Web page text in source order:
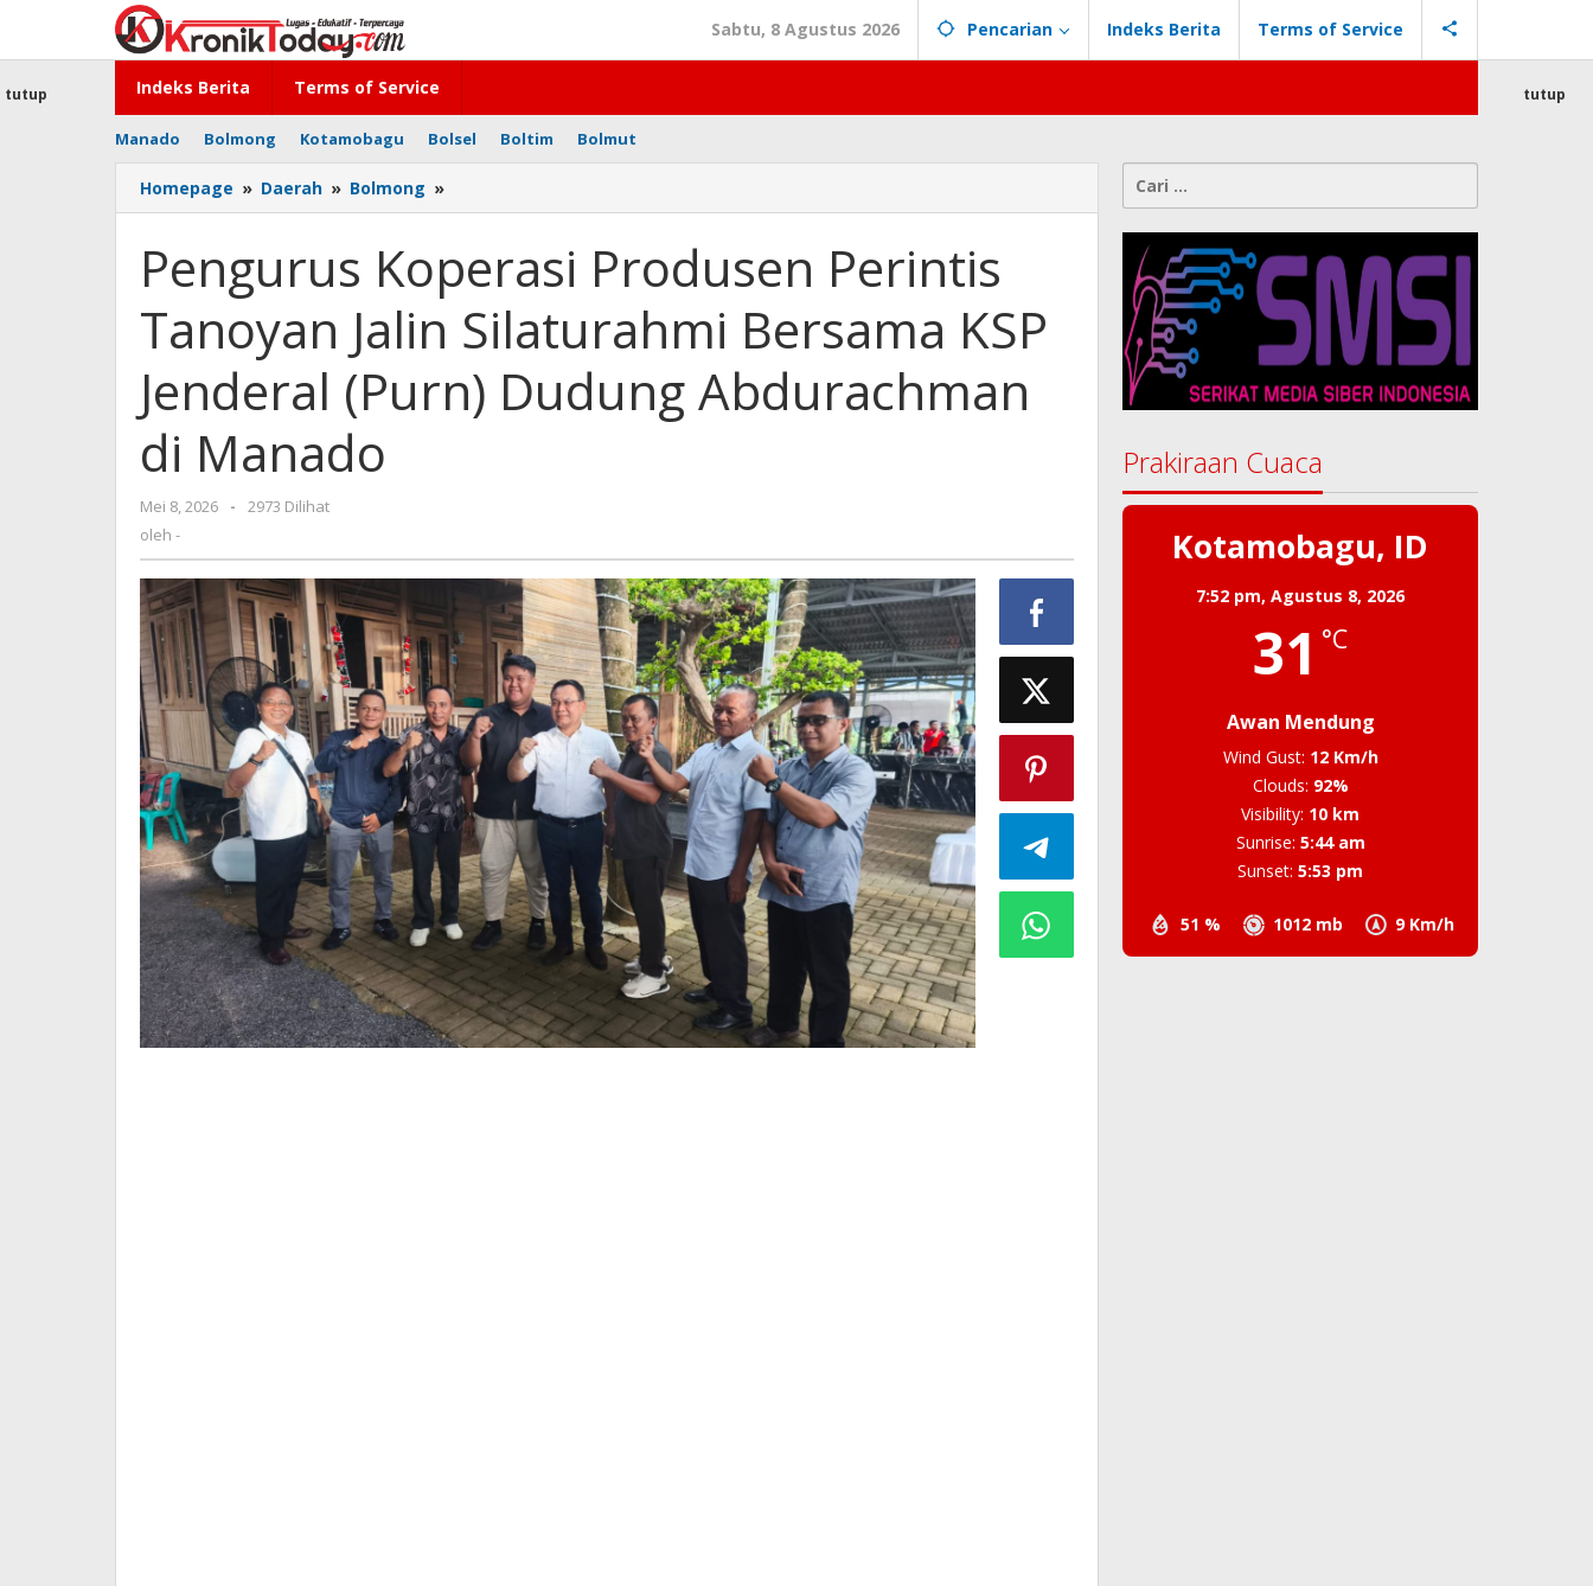
konten
Sabtu, 8 Agustus 2026 Pencarian Indeks Berita Terms of Service
Indeks Berita Terms of Service
Manado Bolmong Kotamobagu Bolsel Boltim Bolmut
tutup tutup
Homepage » Daerah » Bolmong »
Koperasi
Perintis
Tanoyan
Jalin
Silaturahmi
KSP
Jenderal
Pengurus Koperasi Produsen Perintis
Tanoyan Jalin Silaturahmi Bersama KSP
Jenderal (Purn) Dudung Abdurachman
di Manado
Mei 8, 2026
oleh
-
2973 Dilihat
oleh -
Cari
untuk:
Prakiraan Cuaca
Kotamobagu, ID
7:52 pm,Agustus 8, 2026
31 °C
Awan Mendung
51 % 1012 mb 9 Km/h
Wind Gust: 12 Km/h
Clouds: 92%
Visibility: 10 km
Sunrise: 5:44 am
Sunset: 5:53 pm